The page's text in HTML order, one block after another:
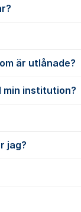
är utlånade?
min institution?
jag?